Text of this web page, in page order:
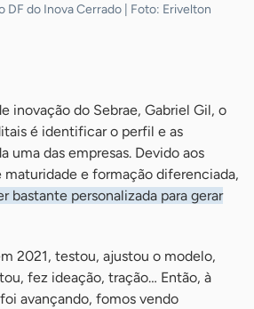
DF do Inova Cerrado | Foto: Erivelton
inovação do Sebrae, Gabriel Gil, o
é identificar o perfil e as
uma das empresas. Devido aos
e formação diferenciada,
bastante personalizada para gerar
2021, testou, ajustou o modelo,
fez ideação, tração… Então, à
avançando, fomos vendo